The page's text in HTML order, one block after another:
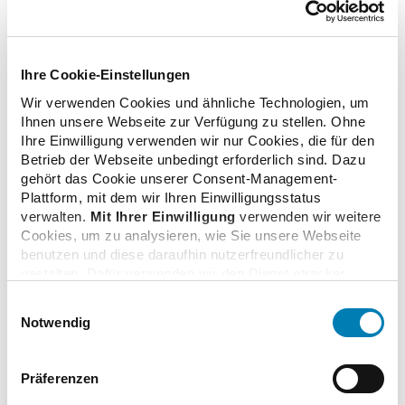
Ihre Cookie-Einstellungen
Wir verwenden Cookies und ähnliche Technologien, um
Ihnen unsere Webseite zur Verfügung zu stellen. Ohne
Ihre Einwilligung verwenden wir nur Cookies, die für den
Betrieb der Webseite unbedingt erforderlich sind. Dazu
gehört das Cookie unserer Consent-Management-
Plattform, mit dem wir Ihren Einwilligungsstatus
verwalten. Mit Ihrer Einwilligung verwenden wir weitere
Cookies, um zu analysieren, wie Sie unsere Webseite
benutzen und diese daraufhin nutzerfreundlicher zu
Adresse und Ihr Surfverhalten verarbeitet. Mit einem
Klick auf „Cookies zulassen“ stimmen Sie der
erforderlichen Cookies zu. Über die Schaltfläche „Nur
notwendige Cookies verwenden“ können Sie die nicht
Notwendig
Präferenzen
Zusatzinformationen
Verwandte Nachrichten
Umfrage: Auch Online-Käufer wollen wohnortnahe
Apotheken behalten
Sozial ist, was nah an den Menschen ist: Schnelle
Apotheken vor Ort